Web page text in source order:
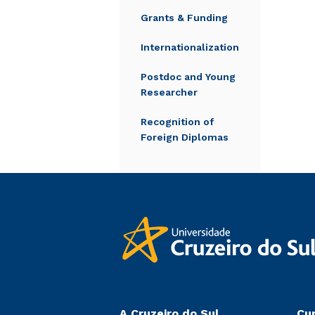
Grants & Funding
Internationalization
Postdoc and Young
Researcher
Recognition of
Foreign Diplomas